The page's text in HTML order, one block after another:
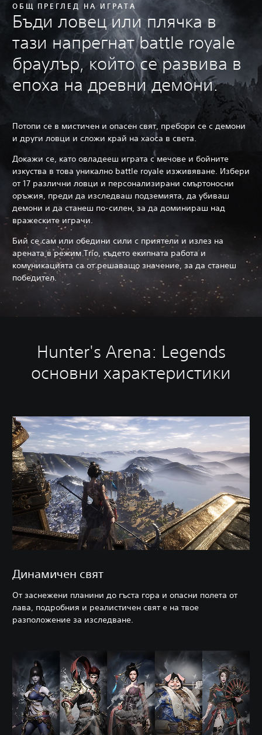
ОБЩ ПРЕГЛЕД НА ИГРАТА
Бъди ловец или плячка в
тази напрегнат battle royale
браулър, който се развива в
епоха на древни демони.
Потопи се в мистичен и опасен свят, пребори се с демони
и други ловци и сложи край на хаоса в света.
Докажи се, като овладееш играта с мечове и бойните
изкуства в това уникално battle royale изживяване. Избери
от 17 различни ловци и персонализирани смъртоносни
оръжия, преди да изследваш подземията, да убиваш
демони и да станеш по-силен, за да доминираш над
вражеските играчи.
Бий се сам или обедини сили с приятели и излез на
арената в режим Trio, където екипната работа и
комуникацията са от решаващо значение, за да станеш
победител.
Hunter's Arena: Legends
основни характеристики
Динамичен свят
От заснежени планини до гъста гора и опасни полета от
лава, подробния и реалистичен свят е на твое
разположение за изследване.